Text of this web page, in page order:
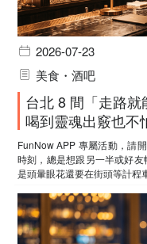
2026-07-23
美食・酒吧
台北 8 間「走路就
喝到靈魂出竅也不
FunNow APP 專屬活動，請
時刻，總是想跟另一半或好
是頭暈眼花還要在街頭等計程